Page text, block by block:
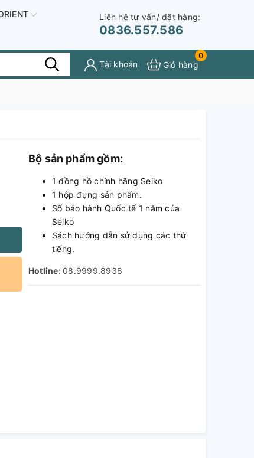
Liên hệ tư vấn/ đặt hàng:
0836.557.586
Tài khoản
0
Giỏ hàng
Bộ sản phẩm gồm:
1 đồng hồ chính hãng Seiko
1 hộp đựng sản phẩm.
Sổ bảo hành Quốc tế 1 năm của
Seiko
Sách hướng dẫn sử dụng các thứ
tiếng.
Hotline:08.9999.8938